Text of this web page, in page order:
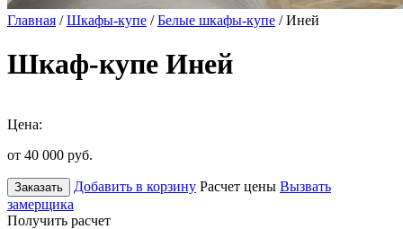
Главная /Шкафы-купе /Белые шкафы-купе / Иней
Шкаф-купе Иней
Цена:
от 40 000 руб.
Заказать Добавить в корзину Расчет цены Вызвать
замерщика
Получить расчет